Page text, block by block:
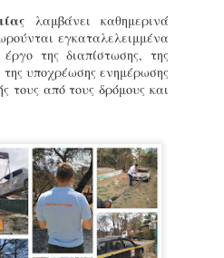
λαμβάνει καθημερινά
εγκαταλελειμμένα
της διαπίστωσης, της
υποχρέωσης ενημέρωσης
τους από τους δρόμους και
JUN
Δημοτική Αστυνομία
Θεσσαλονίκης: Ένταση